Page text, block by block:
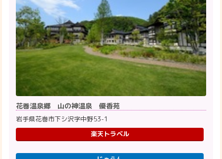
花巻温泉郷 山の神温泉 優香苑
岩手県花巻市下シ沢字中野53-1
楽天トラベル